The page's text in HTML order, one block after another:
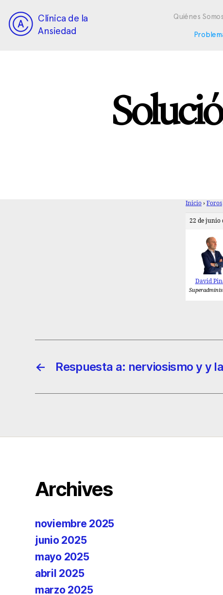
Clínica de la
Ansiedad
Quiénes Somos
Inicio › Foros
22 de junio
David
← Respuesta a: nerviosismo y y
Archives
noviembre 2025
junio 2025
mayo 2025
abril 2025
marzo 2025